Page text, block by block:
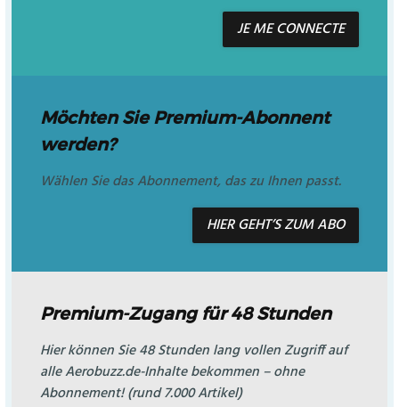
JE ME CONNECTE
Möchten Sie Premium-Abonnent
werden?
Wählen Sie das Abonnement, das zu Ihnen passt.
HIER GEHT’S ZUM ABO
Premium-Zugang für 48 Stunden
Hier können Sie 48 Stunden lang vollen Zugriff auf
alle Aerobuzz.de-Inhalte bekommen – ohne
Abonnement! (rund 7.000 Artikel)